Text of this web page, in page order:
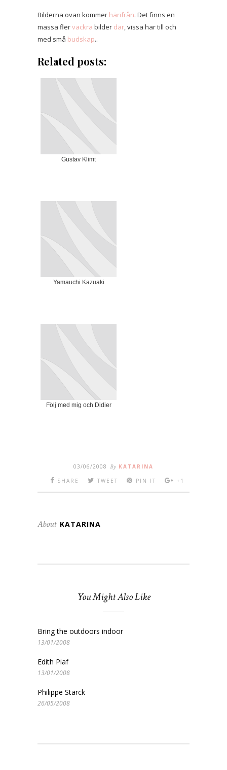
Bilderna ovan kommer härifrån. Det finns en
massa flervackra bilder där, vissa har till och
med små budskap..
Related posts:
Gustav Klimt
Yamauchi Kazuaki
Följ med mig och Didier
03/06/2008 By KATARINA
SHARE
TWEET PIN IT +1
About KATARINA
You Might Also Like
Bring the outdoors indoor
13/01/2008
Edith Piaf
13/01/2008
Philippe Starck
26/05/2008